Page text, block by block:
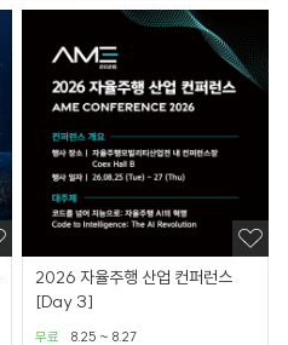
2026 자율주행 산업 컨퍼런스
[Day 3]
8.25 ~ 8.27
무료